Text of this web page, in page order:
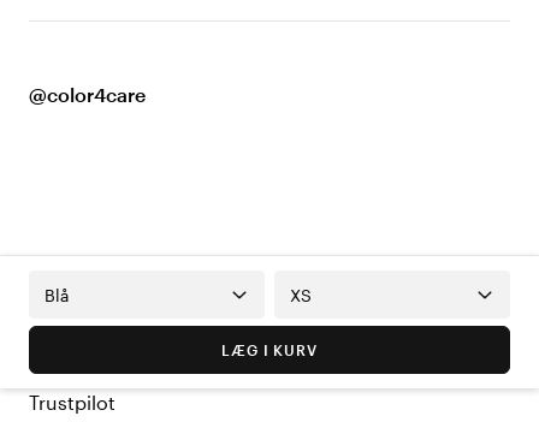
@color4care
Blå XS
LÆG I KURV
Trustpilot